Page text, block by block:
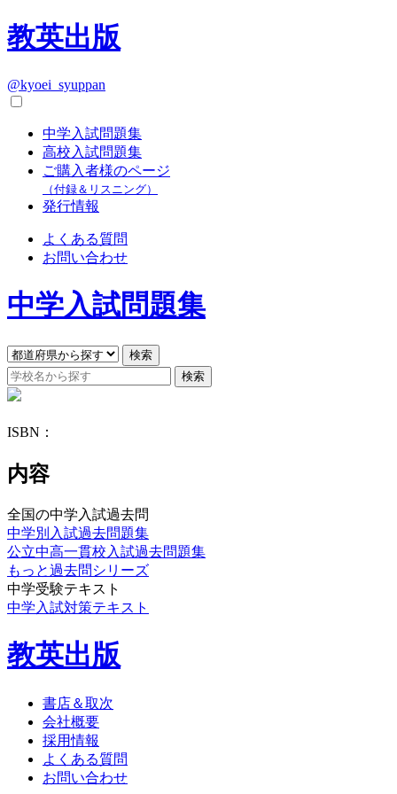
教英出版
@kyoei_syuppan
中学入試問題集
高校入試問題集
ご購入者様のページ
（付録＆リスニング）
発行情報
よくある質問
お問い合わせ
中学入試問題集
ISBN：
内容
全国の中学入試過去問
中学別入試過去問題集
公立中高一貫校入試過去問題集
もっと過去問シリーズ
中学受験テキスト
中学入試対策テキスト
教英出版
書店＆取次
会社概要
採用情報
よくある質問
お問い合わせ